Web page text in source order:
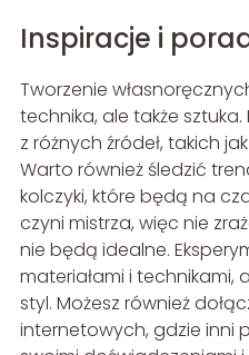
Inspiracje i
Tworzenie
technika, ale także
z różnych źródeł, takich
Warto również śledzić
kolczyki, które będą na
czyni mistrza, więc nie
nie będą idealne.
materiałami i technikami,
styl. Możesz również
internetowych, gdzie inni